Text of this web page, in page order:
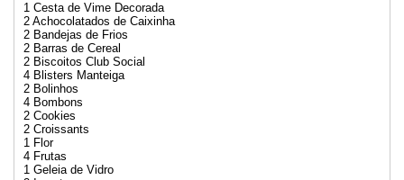
1 Cesta de Vime Decorada
2 Achocolatados de Caixinha
2 Bandejas de Frios
2 Barras de Cereal
2 Biscoitos Club Social
4 Blisters Manteiga
2 Bolinhos
4 Bombons
2 Cookies
2 Croissants
1 Flor
4 Frutas
1 Geleia de Vidro